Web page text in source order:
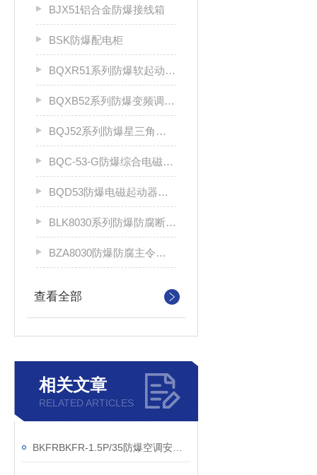
BJX51铝合金防爆接线箱
BSK防爆配电柜
BQXR51系列防爆软起动器（ⅡB）
BQXB52系列防爆变频调速箱（II B）
BQJ52系列防爆星三角起动箱（Ⅱ B）
BQC-53-G防爆综合电磁起动器
BQD53防爆电磁起动器（Ⅱ B、Ⅱ C）
BLK8030系列防爆防腐断路器
BZA8030防爆防腐主令控制器
查看全部
相关文章
RELATED ARTICLES